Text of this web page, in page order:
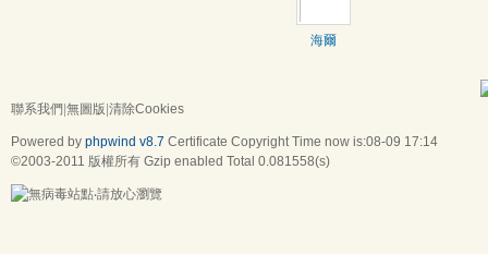
海爾
聯系我們 無圖版 清除Cookies
Powered by phpwind v8.7 Certificate Copyright Time now is:08-09 17:14
©2003-2011 版權所有 Gzip enabled Total 0.081558(s)